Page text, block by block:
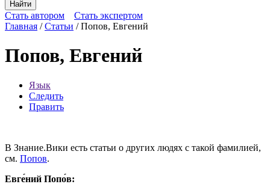
Найти
Стать автором
Стать экспертом
Главная /Статьи /Попов, Евгений
Попов, Евгений
Язык
Следить
Править
В Знание.Вики есть статьи о других людях с такой фамилией,
см. Попов.
Евге́ний Попо́в: